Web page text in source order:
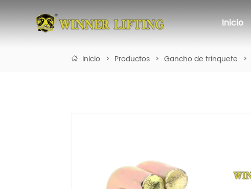
Inicio
Inicio > Productos > Gancho de trinquete >